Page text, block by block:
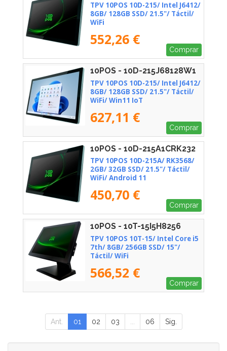
TPV 10POS 10D-215/ Intel J6412/
8GB/ 128GB SSD/ 21.5"/ Táctil/
WiFi
552,26 €
Comprar
10POS - 10D-215J68128W1
TPV 10POS 10D-215/ Intel J6412/
8GB/ 128GB SSD/ 21.5"/ Táctil/
WiFi/ Win11 IoT
627,11 €
Comprar
10POS - 10D-215A1CRK232
TPV 10POS 10D-215A/ RK3568/
2GB/ 32GB SSD/ 21.5"/ Táctil/
WiFi/ Android 11
450,70 €
Comprar
10POS - 10T-15I5H8256
TPV 10POS 10T-15/ Intel Core i5
7th/ 8GB/ 256GB SSD/ 15"/
Táctil/ WiFi
566,52 €
Comprar
Ant. 01 02 03 06 Sig.